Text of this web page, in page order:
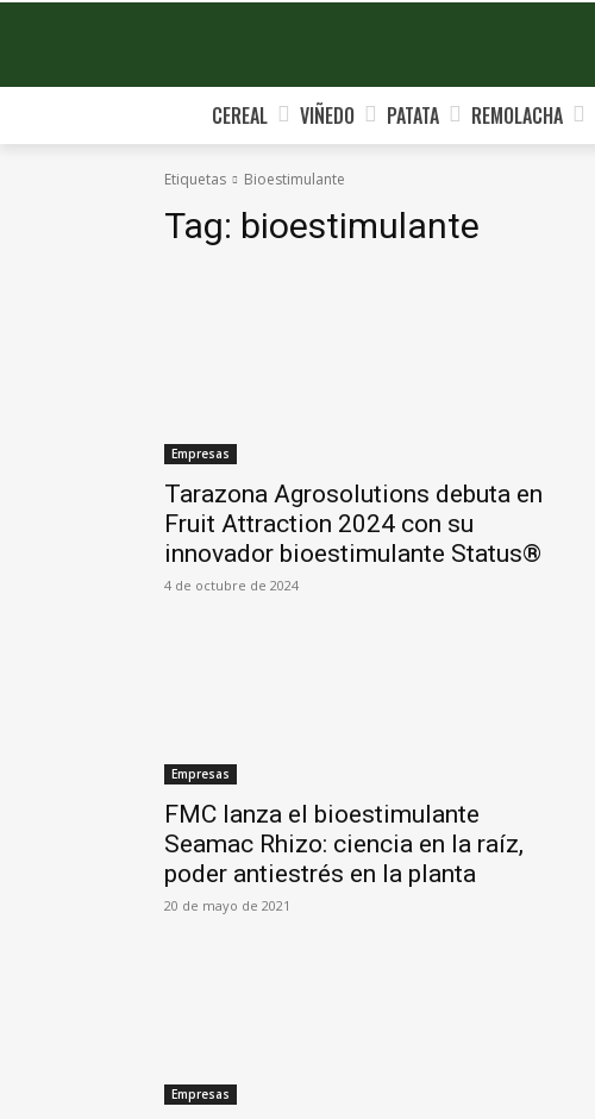
CEREAL VIÑEDO PATATA REMOLACHA
Etiquetas Bioestimulante
Tag: bioestimulante
Empresas
Tarazona Agrosolutions debuta en
Fruit Attraction 2024 con su
innovador bioestimulante Status®
4 de octubre de 2024
Empresas
FMC lanza el bioestimulante
Seamac Rhizo: ciencia en la raíz,
poder antiestrés en la planta
20 de mayo de 2021
Empresas